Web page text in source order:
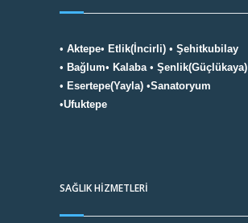
• Aktepe• Etlik(İncirli) • Şehitkubilay
• Bağlum• Kalaba • Şenlik(Güçlükaya)
• Esertepe(Yayla) •Sanatoryum
•Ufuktepe
SAĞLIK HIZMETLERI